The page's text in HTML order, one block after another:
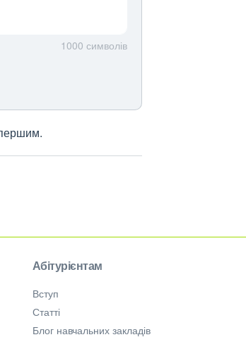
1000 символів
Абітурієнтам
Вступ
Статті
Блог навчальних закладів